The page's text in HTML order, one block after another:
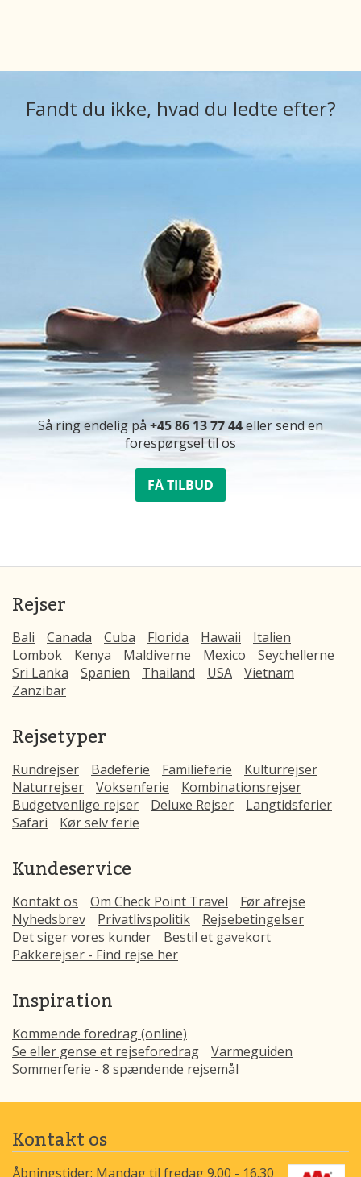
Fandt du ikke, hvad du ledte efter?
Så ring endelig på +45 86 13 77 44eller send en
forespørgsel til os
FÅ TILBUD
Rejser
Bali Canada Cuba Florida Hawaii
Italien
Lombok
Kenya Maldiverne Mexico
Seychellerne
Sri Lanka
Spanien Thailand USA
Vietnam
Zanzibar
Rejsetyper
Rundrejser Badeferie Familieferie
Kulturrejser
Naturrejser
Voksenferie
Kombinationsrejser
Budgetvenlige rejser
Deluxe Rejser
Langtidsferier
Safari
Kør selv ferie
Kundeservice
Kontakt os Om Check Point Travel
Før afrejse
Nyhedsbrev
Privatlivspolitik
Rejsebetingelser
Det siger vores kunder
Bestil et gavekort
Pakkerejser - Find rejse her
Inspiration
Kommende foredrag (online)
Se eller gense et rejseforedrag
Varmeguiden
Sommerferie - 8 spændende rejsemål
Kontakt os
Åbningstider: Mandag til fredag 9.00 - 16.30